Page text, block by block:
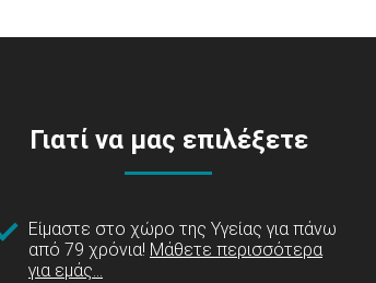
Γιατί να μας επιλέξετε
Είμαστε στο χώρο της Υγείας για πάνω
από 79 χρόνια! Μάθετε περισσότερα
για εμάς...